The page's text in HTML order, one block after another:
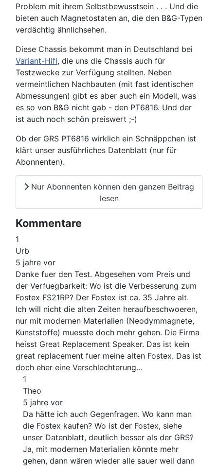
Problem mit ihrem Selbstbewusstsein . . . Und die
bieten auch Magnetostaten an, die den B&G-Typen
verdächtig ähnlichsehen.
Diese Chassis bekommt man in Deutschland bei
Variant-Hifi, die uns die Chassis auch für
Testzwecke zur Verfügung stellten. Neben
vermeintlichen Nachbauten (mit fast identischen
Abmessungen) gibt es aber auch ein Modell, was
es so von B&G nicht gab - den PT6816. Und der
ist auch noch schön preiswert ;-)
Ob der GRS PT6816 wirklich ein Schnäppchen ist
klärt unser ausführliches Datenblatt (nur für
Abonnenten).
Nur Abonnenten können den ganzen Beitrag
lesen
Kommentare
1
Urb
5 jahre vor
Danke fuer den Test. Abgesehen vom Preis und
der Verfuegbarkeit: Wo ist die Verbesserung zum
Fostex FS21RP? Der Fostex ist ca. 35 Jahre alt.
Ich will nicht die alten Zeiten heraufbeschwoeren,
nur mit modernen Materialien (Neodymmagnete,
Kunststoffe) muesste doch mehr gehen. Die Firma
heisst Great Replacement Speaker. Das ist kein
great replacement fuer meine alten Fostex. Das ist
doch eher eine Verschlechterung...
1
Theo
5 jahre vor
Da hätte ich auch Gegenfragen. Wo kann man
die Fostex kaufen? Wo ist der Fostex, siehe
unser Datenblatt, deutlich besser als der GRS?
Ja, mit modernen Materialien könnte mehr
gehen, dann wären wieder alle sauer weil dann